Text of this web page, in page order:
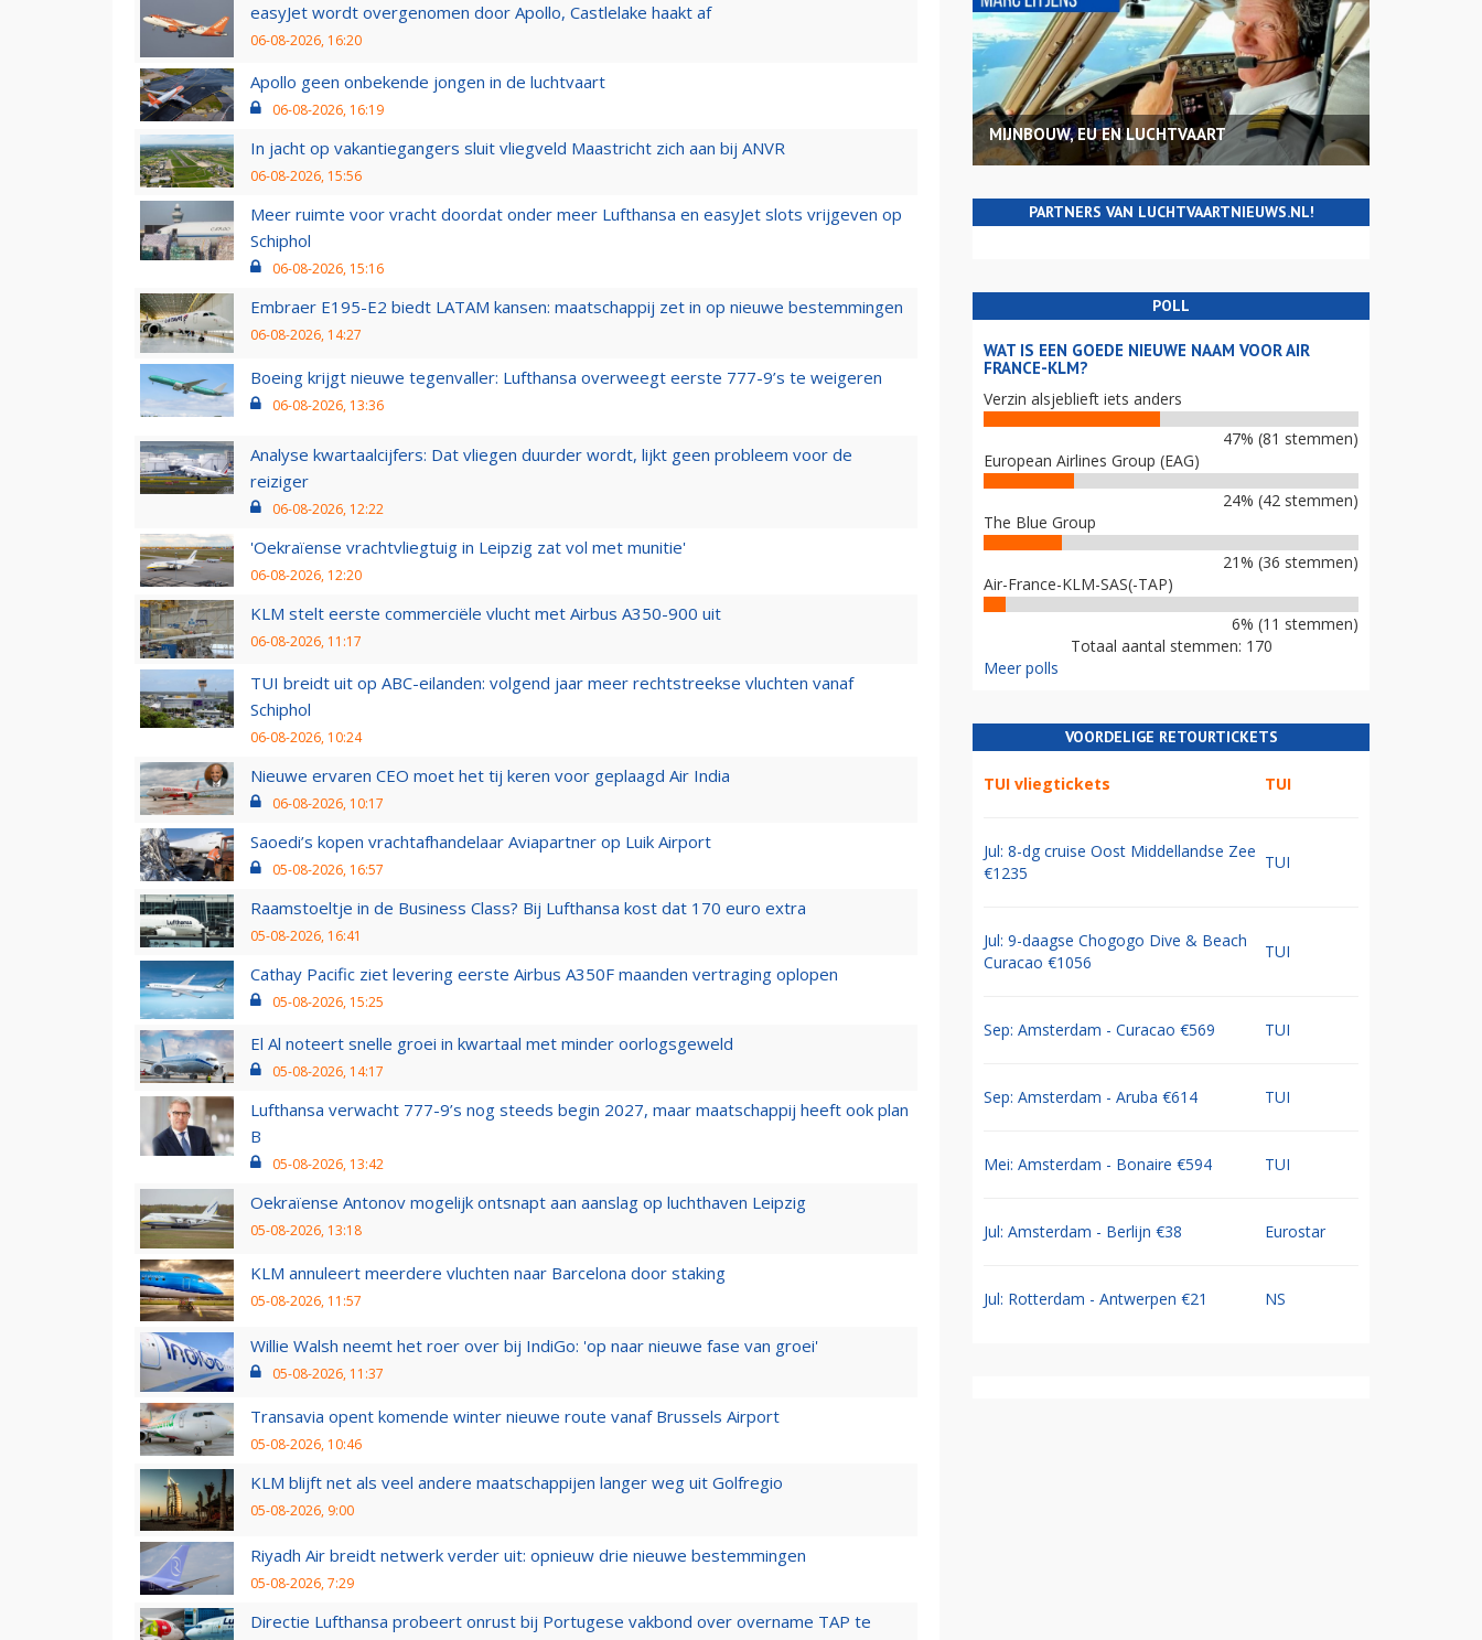
easyJet wordt overgenomen door Apollo, Castlelake haakt af
06-08-2026, 16:20
Apollo geen onbekende jongen in de luchtvaart
06-08-2026, 16:19
In jacht op vakantiegangers sluit vliegveld Maastricht zich aan bij ANVR
06-08-2026, 15:56
Meer ruimte voor vracht doordat onder meer Lufthansa en easyJet slots vrijgeven op
Schiphol
06-08-2026, 15:16
Embraer E195-E2 biedt LATAM kansen: maatschappij zet in op nieuwe bestemmingen
06-08-2026, 14:27
Boeing krijgt nieuwe tegenvaller: Lufthansa overweegt eerste 777-9’s te weigeren
06-08-2026, 13:36
Analyse kwartaalcijfers: Dat vliegen duurder wordt, lijkt geen probleem voor de
reiziger
06-08-2026, 12:22
'Oekraïense vrachtvliegtuig in Leipzig zat vol met munitie'
06-08-2026, 12:20
KLM stelt eerste commerciële vlucht met Airbus A350-900 uit
06-08-2026, 11:17
TUI breidt uit op ABC-eilanden: volgend jaar meer rechtstreekse vluchten vanaf
Schiphol
06-08-2026, 10:24
Nieuwe ervaren CEO moet het tij keren voor geplaagd Air India
06-08-2026, 10:17
Saoedi’s kopen vrachtafhandelaar Aviapartner op Luik Airport
05-08-2026, 16:57
Raamstoeltje in de Business Class? Bij Lufthansa kost dat 170 euro extra
05-08-2026, 16:41
Cathay Pacific ziet levering eerste Airbus A350F maanden vertraging oplopen
05-08-2026, 15:25
El Al noteert snelle groei in kwartaal met minder oorlogsgeweld
05-08-2026, 14:17
Lufthansa verwacht 777-9’s nog steeds begin 2027, maar maatschappij heeft ook plan
B
05-08-2026, 13:42
Oekraïense Antonov mogelijk ontsnapt aan aanslag op luchthaven Leipzig
05-08-2026, 13:18
KLM annuleert meerdere vluchten naar Barcelona door staking
05-08-2026, 11:57
Willie Walsh neemt het roer over bij IndiGo: 'op naar nieuwe fase van groei'
05-08-2026, 11:37
Transavia opent komende winter nieuwe route vanaf Brussels Airport
05-08-2026, 10:46
KLM blijft net als veel andere maatschappijen langer weg uit Golfregio
05-08-2026, 9:00
Riyadh Air breidt netwerk verder uit: opnieuw drie nieuwe bestemmingen
05-08-2026, 7:29
Directie Lufthansa probeert onrust bij Portugese vakbond over overname TAP te
MIJNBOUW, EU EN LUCHTVAART
PARTNERS VAN LUCHTVAARTNIEUWS.NL!
POLL
WAT IS EEN GOEDE NIEUWE NAAM VOOR AIR
FRANCE-KLM?
Verzin alsjeblieft iets anders
47% (81 stemmen)
European Airlines Group (EAG)
24% (42 stemmen)
The Blue Group
21% (36 stemmen)
Air-France-KLM-SAS(-TAP)
6% (11 stemmen)
Totaal aantal stemmen: 170
Meer polls
VOORDELIGE RETOURTICKETS
TUI vliegtickets TUI
Jul: 8-dg cruise Oost Middellandse Zee
€1235
TUI
Jul: 9-daagse Chogogo Dive & Beach
Curacao €1056
TUI
Sep: Amsterdam - Curacao €569 TUI
Sep: Amsterdam - Aruba €614 TUI
Mei: Amsterdam - Bonaire €594 TUI
Jul: Amsterdam - Berlijn €38 Eurostar
Jul: Rotterdam - Antwerpen €21 NS